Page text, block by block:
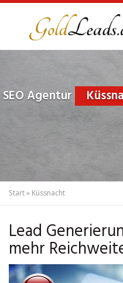
SEO Agentur
Start» Küssnacht
Lead
mehr